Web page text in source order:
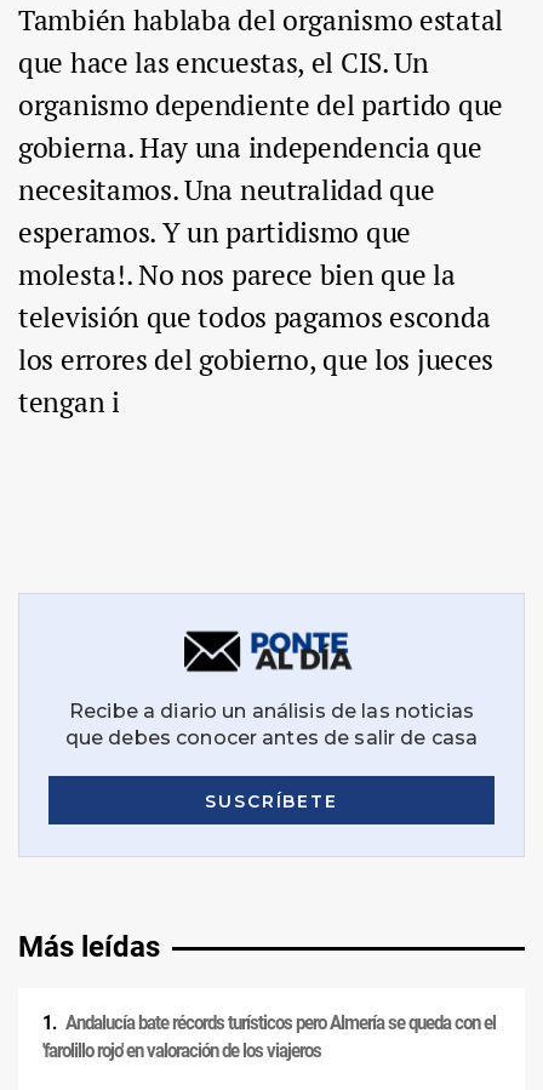
También hablaba del organismo estatal
que hace las encuestas, el CIS. Un
organismo dependiente del partido que
gobierna. Hay una independencia que
necesitamos. Una neutralidad que
esperamos. Y un partidismo que
molesta!. No nos parece bien que la
televisión que todos pagamos esconda
los errores del gobierno, que los jueces
tengan i
Más leídas
Andalucía bate récords turísticos pero Almería se queda con el
'farolillo rojo' en valoración de los viajeros